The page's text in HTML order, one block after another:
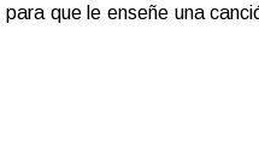
que le enseñe una